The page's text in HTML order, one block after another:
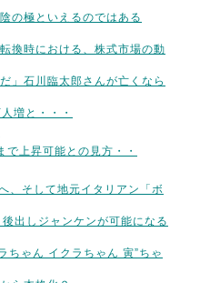
の極といえるのではある
換時における、株式市場の動
」石川臨太郎さんが亡くなら
増と・・・
上昇可能との見方・・
、そして地元イタリアン「ボ
出しジャンケンが可能になる
ちゃん イクラちゃん 寅”ちゃ